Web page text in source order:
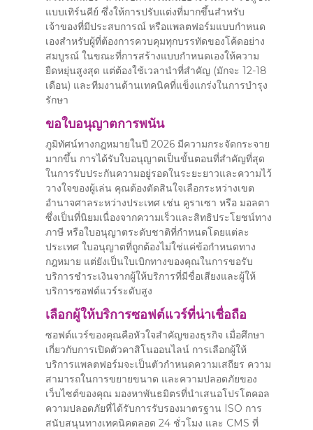
แบบเทิร์นคีย์ ซึ่งให้การปรับแต่งที่มากขึ้นสำหรับ
เจ้าของที่มีประสบการณ์ หรือแพลตฟอร์มแบบกำหนด
เองสำหรับผู้ที่ต้องการควบคุมทุกบรรทัดของโค้ดอย่าง
สมบูรณ์ ในขณะที่การสร้างแบบกำหนดเองให้ความ
ยืดหยุ่นสูงสุด แต่ต้องใช้เวลานำที่สำคัญ (มักจะ 12-18
เดือน) และทีมงานด้านเทคนิคที่แข็งแกร่งในการบำรุง
รักษา
ขอใบอนุญาตการพนัน
ภูมิทัศน์ทางกฎหมายในปี 2026 มีความกระจัดกระจาย
มากขึ้น การได้รับใบอนุญาตเป็นขั้นตอนที่สำคัญที่สุด
ในการรับประกันความอยู่รอดในระยะยาวและความไว้
วางใจของผู้เล่น คุณต้องตัดสินใจเลือกระหว่างเขต
อำนาจศาลระหว่างประเทศ เช่น คูราเซา หรือ มอลตา
ซึ่งเป็นที่นิยมเนื่องจากความเร็วและสิทธิประโยชน์ทาง
ภาษี หรือใบอนุญาตระดับชาติที่กำหนดโดยแต่ละ
ประเทศ ใบอนุญาตที่ถูกต้องไม่ใช่แค่ข้อกำหนดทาง
กฎหมาย แต่ยังเป็นใบเบิกทางของคุณในการขอรับ
บริการชำระเงินจากผู้ให้บริการที่มีชื่อเสียงและผู้ให้
บริการซอฟต์แวร์ระดับสูง
เลือกผู้ให้บริการซอฟต์แวร์ที่น่าเชื่อถือ
ซอฟต์แวร์ของคุณคือหัวใจสำคัญของธุรกิจ เมื่อศึกษา
เกี่ยวกับการเปิดตัวคาสิโนออนไลน์ การเลือกผู้ให้
บริการแพลตฟอร์มจะเป็นตัวกำหนดความเสถียร ความ
สามารถในการขยายขนาด และความปลอดภัยของ
เว็บไซต์ของคุณ มองหาพันธมิตรที่นำเสนอโปรโตคอล
ความปลอดภัยที่ได้รับการรับรองมาตรฐาน ISO การ
สนับสนุนทางเทคนิคตลอด 24 ชั่วโมง และ CMS ที่